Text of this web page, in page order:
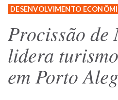
DESENVOLVIMENTO
Procissão de
lidera
em Porto